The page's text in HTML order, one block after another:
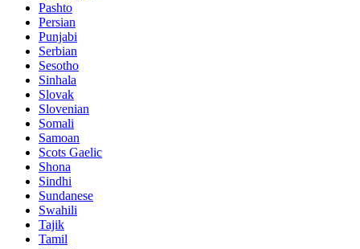
Pashto
Persian
Punjabi
Serbian
Sesotho
Sinhala
Slovak
Slovenian
Somali
Samoan
Scots Gaelic
Shona
Sindhi
Sundanese
Swahili
Tajik
Tamil